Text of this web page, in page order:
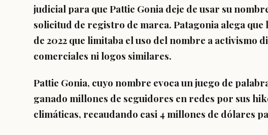
judicial para que Pattie Gonia deje de usar su
solicitud de registro de marca. Patagonia alega que
de 2022 que limitaba el uso del nombre a activismo
comerciales ni logos similares.
Pattie Gonia, cuyo nombre evoca un juego de
ganado millones de seguidores en redes por sus
climáticas, recaudando casi 4 millones de dólares